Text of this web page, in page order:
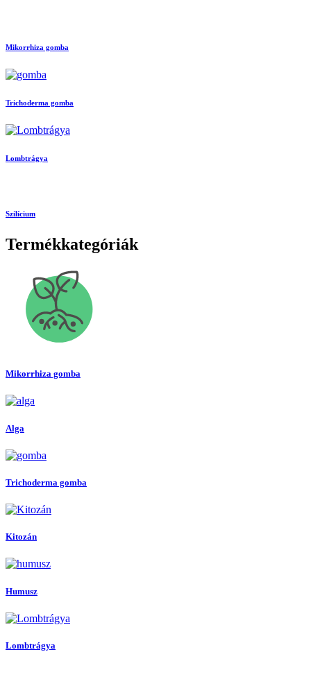
Mikorrhiza gomba
Trichoderma gomba
Lombtrágya
Szilícium
Termékkategóriák
Mikorrhiza gomba
Alga
Trichoderma gomba
Kitozán
Humusz
Lombtrágya